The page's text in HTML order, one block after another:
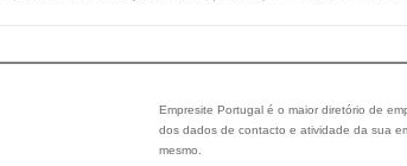
Empresite Portugal é o maior diretório de
dos dados de contacto e atividade da sua
mesmo.